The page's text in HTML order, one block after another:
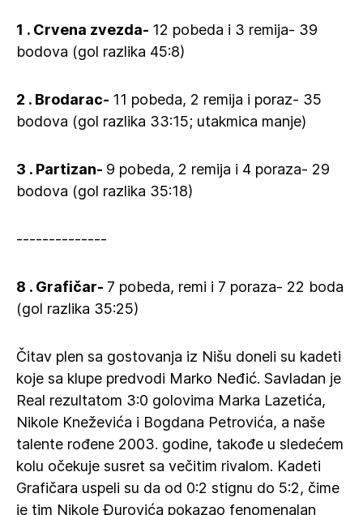
1 . Crvena zvezda- 12 pobeda i 3 remija- 39
bodova (gol razlika 45:8)
2 . Brodarac- 11 pobeda, 2 remija i poraz- 35
bodova (gol razlika 33:15; utakmica manje)
3 . Partizan- 9 pobeda, 2 remija i 4 poraza- 29
bodova (gol razlika 35:18)
--------------
8 . Grafičar- 7 pobeda, remi i 7 poraza- 22 boda
(gol razlika 35:25)
Čitav plen sa gostovanja iz Nišu doneli su kadeti
koje sa klupe predvodi Marko Neđić. Savladan je
Real rezultatom 3:0 golovima Marka Lazetića,
Nikole Kneževića i Bogdana Petrovića, a naše
talente rođene 2003. godine, takođe u sledećem
kolu očekuje susret sa večitim rivalom. Kadeti
Grafičara uspeli su da od 0:2 stignu do 5:2, čime
je tim Nikole Đurovića pokazao fenomenalan